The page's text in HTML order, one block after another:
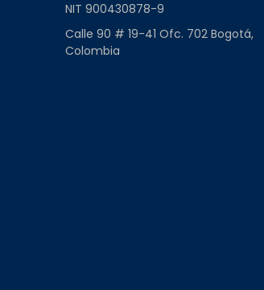
NIT 900430878-9
Calle 90 # 19-41 Ofc. 702 Bogotá,
Colombia